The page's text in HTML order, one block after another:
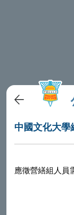
中國文化大
應徵營繕組人員